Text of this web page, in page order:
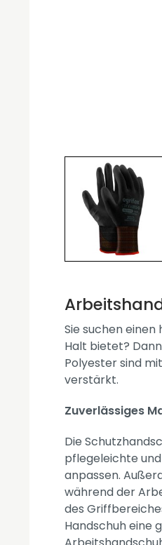
Sie suchen
Halt bietet?
Polyester sind
verstärkt.
Zuverlässiges
Die
pflegeleichte
anpassen.
während der
des
Handschuh eine